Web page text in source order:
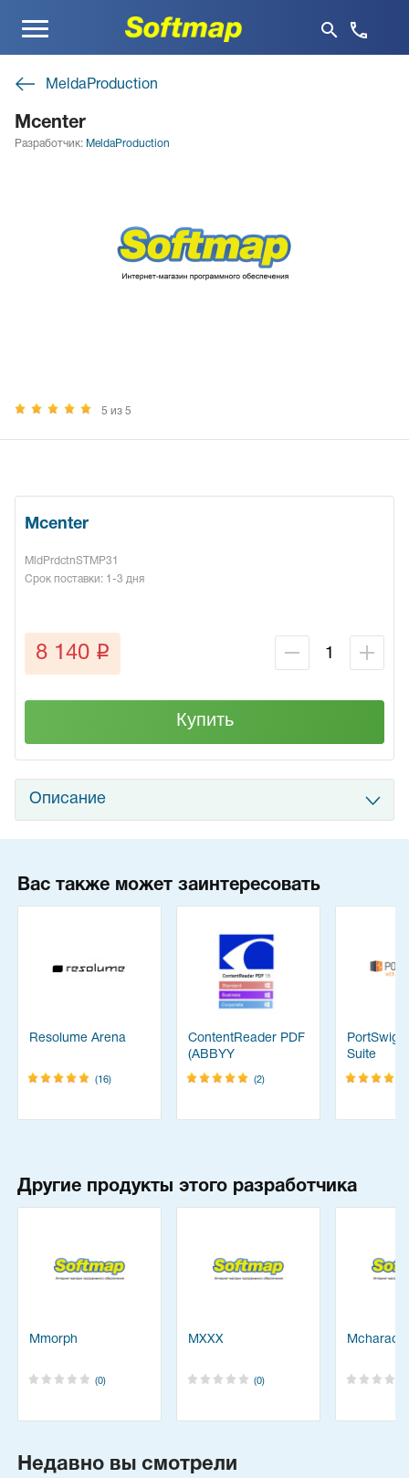
Меню
MeldaProduction
Mcenter
Разработчик: MeldaProduction
5 из 5
Mcenter
MldPrdctnSTMP31
Срок поставки: 1-3 дня
8 140 q
Купить
Описание
Вас также может заинтересовать
Resolume Arena
(16)
ContentReader PDF
(ABBYY
FineReader)
(2)
Suite
Другие продукты этого разработчика
Mmorph
(0)
MXXX
(0)
Недавно вы смотрели